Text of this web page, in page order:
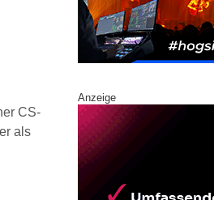
CS-
als
Anzeige